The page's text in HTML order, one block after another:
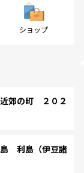
ショップ
郊の町 ２０２
利島（伊豆諸